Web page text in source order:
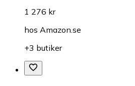
1 276 kr
hos Amazon.se
+3 butiker